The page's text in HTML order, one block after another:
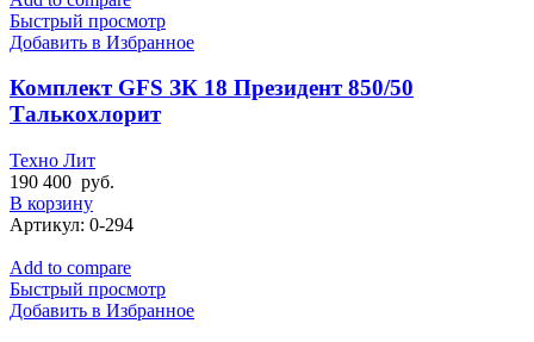
Быстрый просмотр
Добавить в Избранное
Комплект GFS ЗК 18 Президент 850/50
Талькохлорит
Техно Лит
190 400 руб.
В корзину
Артикул: 0-294
Add to compare
Быстрый просмотр
Добавить в Избранное